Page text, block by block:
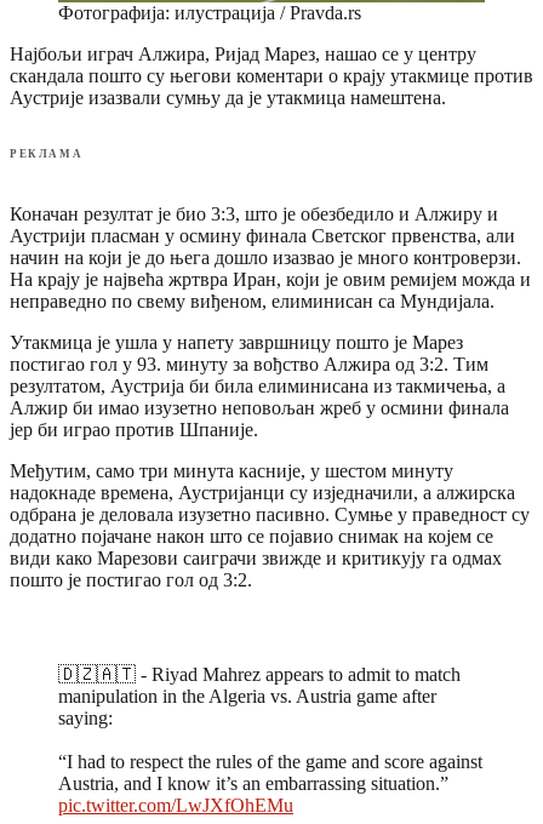
Фотографија: илустрација / Pravda.rs
Најбољи играч Алжира, Ријад Марез, нашао се у центру
скандала пошто су његови коментари о крају утакмице против
Аустрије изазвали сумњу да је утакмица намештена.
РЕКЛАМА
Коначан резултат је био 3:3, што је обезбедило и Алжиру и
Аустрији пласман у осмину финала Светског првенства, али
начин на који је до њега дошло изазвао је много контроверзи.
На крају је највећа жртвра Иран, који је овим ремијем можда и
неправедно по свему виђеном, елиминисан са Мундијала.
Утакмица је ушла у напету завршницу пошто је Марез
постигао гол у 93. минуту за вођство Алжира од 3:2. Тим
резултатом, Аустрија би била елиминисана из такмичења, а
Алжир би имао изузетно неповољан жреб у осмини финала
јер би играо против Шпаније.
Међутим, само три минута касније, у шестом минуту
надокнаде времена, Аустријанци су изједначили, а алжирска
одбрана је деловала изузетно пасивно. Сумње у праведност су
додатно појачане након што се појавио снимак на којем се
види како Марезови саиграчи звижде и критикују га одмах
пошто је постигао гол од 3:2.
🇩🇿🇦🇹 - Riyad Mahrez appears to admit to match
manipulation in the Algeria vs. Austria game after
saying:
“I had to respect the rules of the game and score against
Austria, and I know it’s an embarrassing situation.”
pic.twitter.com/LwJXfOhEMu